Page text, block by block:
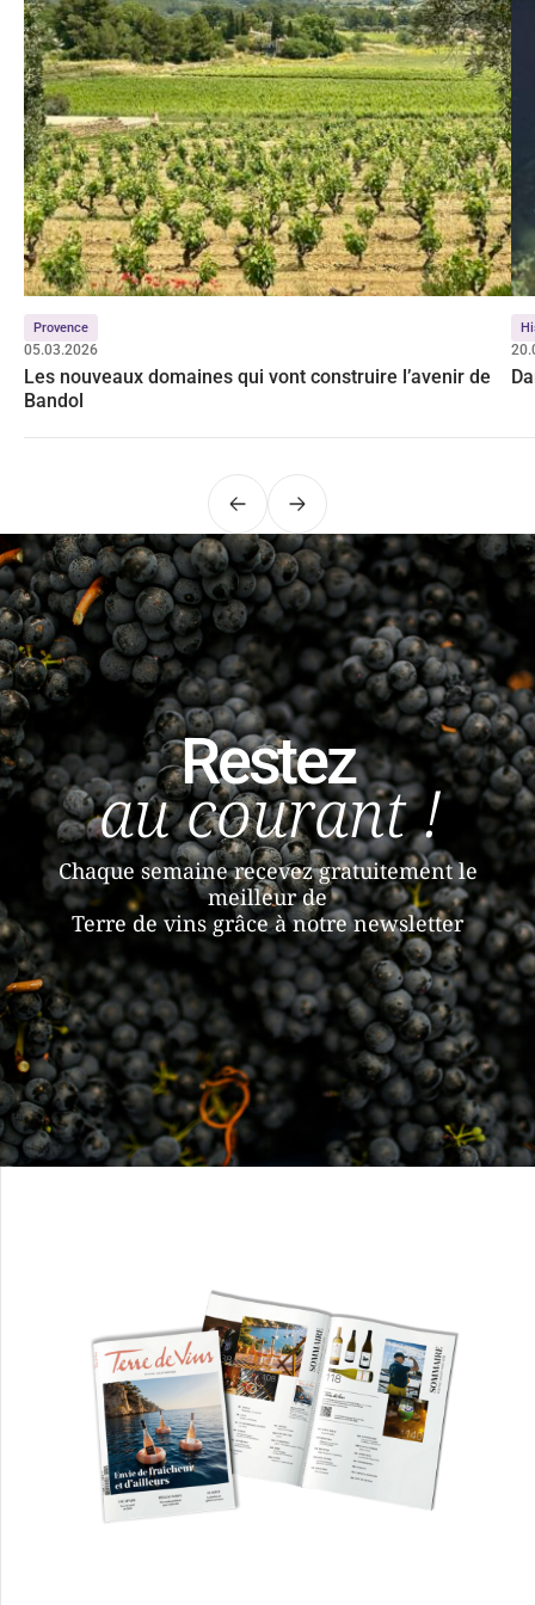
Provence
05.03.2026
Les nouveaux domaines qui vont construire l’avenir de
Bandol
PrécédentSuivant
Restez
au courant !
Chaque semaine recevez gratuitement le
meilleur de
Terre de vins grâce à notre newsletter